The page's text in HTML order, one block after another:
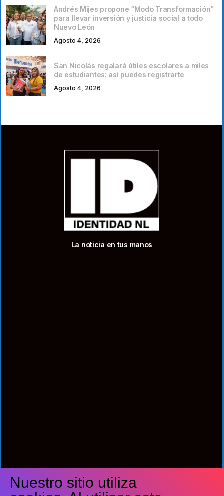
Andrés Mijes propone “Modo Transformación”
para llevar inversión y justicia social a todo
Nuevo León
Agosto 4, 2026
San Nicolás regalará útiles escolares a miles
de estudiantes: así puedes registrarte
Agosto 4, 2026
La noticia en tus manos
Síguenos
Nuestro sitio utiliza